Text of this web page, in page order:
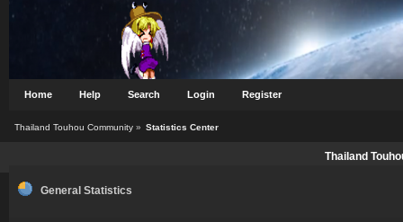
Home Help Search Login Register
Thailand Touhou Community» Statistics Center
Thailand
General Statistics